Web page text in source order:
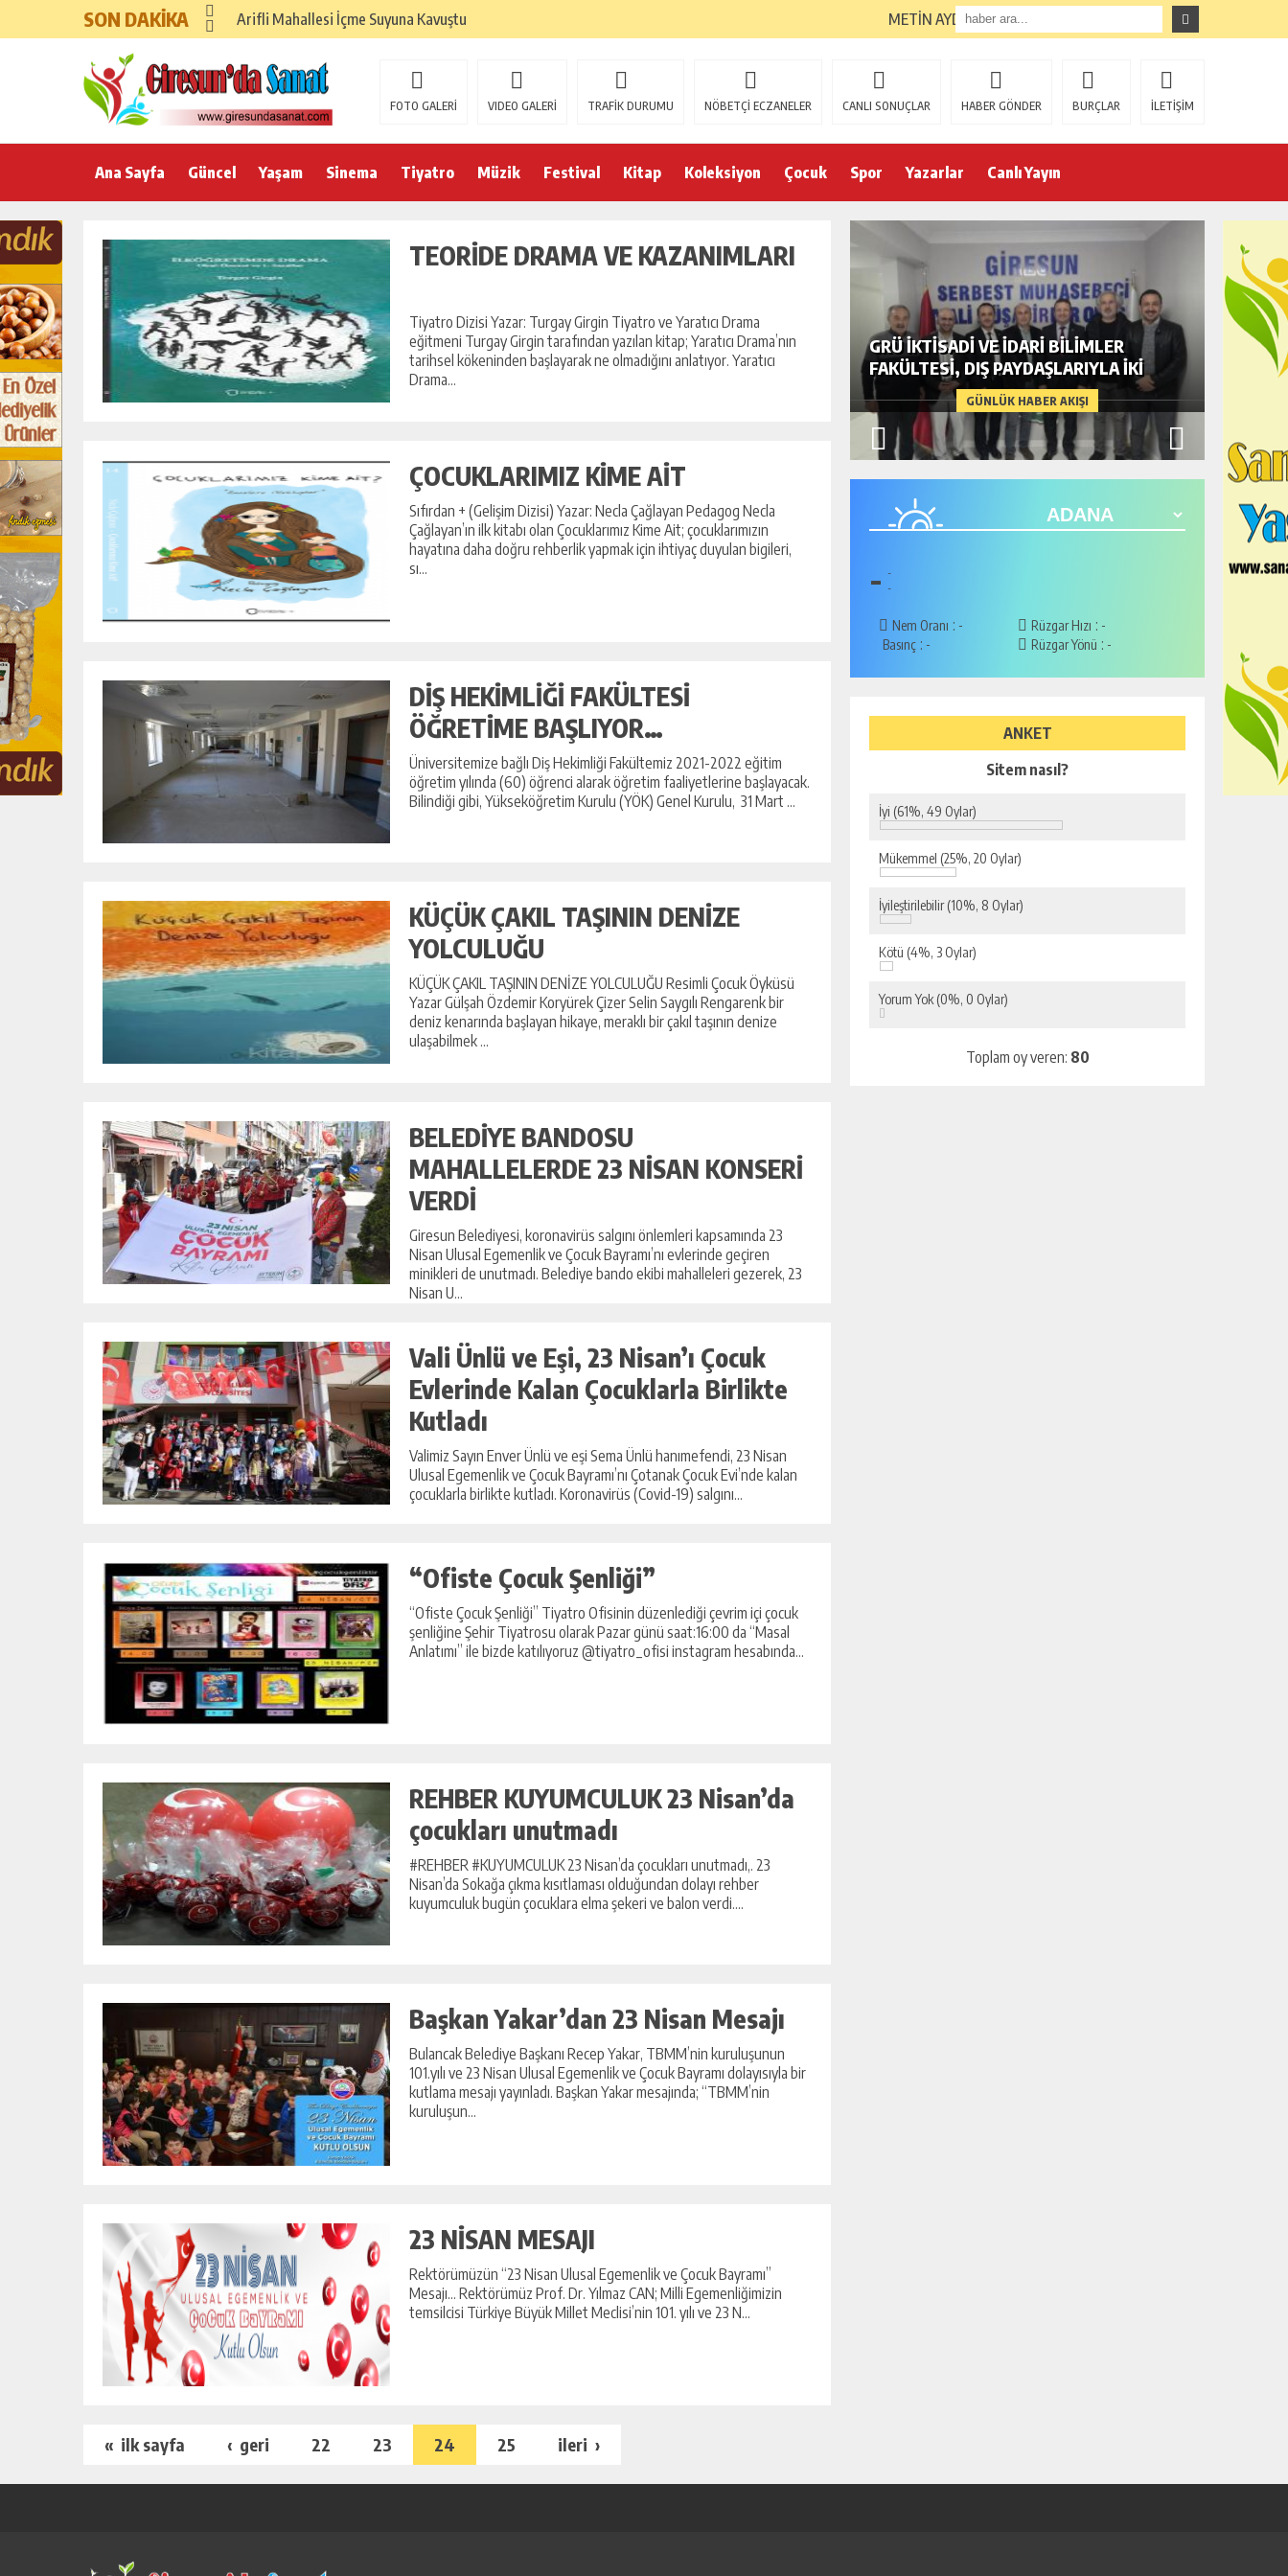
SON DAKİKA Arifli Mahallesi İçme Suyuna Kavuştu METİN AYDIN GÖREVE GETİRİLDİ
FOTO GALERİ VIDEO GALERİ TRAFİK DURUMU NÖBETÇİ ECZANELER CANLI SONUÇLAR HABER GÖNDER BURÇLAR İLETİŞİM
Ana Sayfa Güncel Yaşam Sinema Tiyatro Müzik Festival Kitap Koleksiyon Çocuk Spor Yazarlar Canlı Yayın
TEORİDE DRAMA VE KAZANIMLARI
Tiyatro Dizisi Yazar: Turgay Girgin Tiyatro ve Yaratıcı Drama
eğitmeni Turgay Girgin tarafından yazılan kitap; Yaratıcı Drama’nın
tarihsel kökeninden başlayarak ne olmadığını anlatıyor. Yaratıcı
Drama...
ÇOCUKLARIMIZ KİME AİT
Sıfırdan + (Gelişim Dizisi) Yazar: Necla Çağlayan Pedagog Necla
Çağlayan’ın ilk kitabı olan Çocuklarımız Kime Ait; çocuklarımızın
hayatına daha doğru rehberlik yapmak için ihtiyaç duyulan bigileri,
sı...
DİŞ HEKİMLİĞİ FAKÜLTESİ
ÖĞRETİME BAŞLIYOR…
Üniversitemize bağlı Diş Hekimliği Fakültemiz 2021-2022 eğitim
öğretim yılında (60) öğrenci alarak öğretim faaliyetlerine başlayacak.
Bilindiği gibi, Yükseköğretim Kurulu (YÖK) Genel Kurulu, 31 Mart ...
KÜÇÜK ÇAKIL TAŞININ DENİZE
YOLCULUĞU
KÜÇÜK ÇAKIL TAŞININ DENİZE YOLCULUĞU Resimli Çocuk Öyküsü
Yazar Gülşah Özdemir Koryürek Çizer Selin Saygılı Rengarenk bir
deniz kenarında başlayan hikaye, meraklı bir çakıl taşının denize
ulaşabilmek ...
BELEDİYE BANDOSU
MAHALLELERDE 23 NİSAN KONSERİ
VERDİ
Giresun Belediyesi, koronavirüs salgını önlemleri kapsamında 23
Nisan Ulusal Egemenlik ve Çocuk Bayramı’nı evlerinde geçiren
minikleri de unutmadı. Belediye bando ekibi mahalleleri gezerek, 23
Nisan U...
Vali Ünlü ve Eşi, 23 Nisan’ı Çocuk
Evlerinde Kalan Çocuklarla Birlikte
Kutladı
Valimiz Sayın Enver Ünlü ve eşi Sema Ünlü hanımefendi, 23 Nisan
Ulusal Egemenlik ve Çocuk Bayramı’nı Çotanak Çocuk Evi’nde kalan
çocuklarla birlikte kutladı. Koronavirüs (Covid-19) salgını...
“Ofiste Çocuk Şenliği”
“Ofiste Çocuk Şenliği” Tiyatro Ofisinin düzenlediği çevrim içi çocuk
şenliğine Şehir Tiyatrosu olarak Pazar günü saat:16:00 da “Masal
Anlatımı” ile bizde katılıyoruz @tiyatro_ofisi instagram hesabında...
REHBER KUYUMCULUK 23 Nisan’da
çocukları unutmadı
#REHBER #KUYUMCULUK 23 Nisan’da çocukları unutmadı,. 23
Nisan’da Sokağa çıkma kısıtlaması olduğundan dolayı rehber
kuyumculuk bugün çocuklara elma şekeri ve balon verdi....
Başkan Yakar’dan 23 Nisan Mesajı
Bulancak Belediye Başkanı Recep Yakar, TBMM’nin kuruluşunun
101.yılı ve 23 Nisan Ulusal Egemenlik ve Çocuk Bayramı dolayısıyla bir
kutlama mesajı yayınladı. Başkan Yakar mesajında; “TBMM’nin
kuruluşun...
23 NİSAN MESAJI
Rektörümüzün “23 Nisan Ulusal Egemenlik ve Çocuk Bayramı”
Mesajı… Rektörümüz Prof. Dr. Yılmaz CAN; Milli Egemenliğimizin
temsilcisi Türkiye Büyük Millet Meclisi’nin 101. yılı ve 23 N...
« ilk sayfa ‹ geri 22 23 24 25 ileri ›
GÜNLÜK HABER AKIŞI
GRÜ İKTISADI VE İDARI BILIMLER
FAKÜLTESI, DIŞ PAYDAŞLARIYLA İKI
PROTOKOL İMZALADI
- -
-
Nem Oranı : -
Basınç : -
Rüzgar Hızı : -
Rüzgar Yönü : -
ANKET
Sitem nasıl?
İyi (61%, 49 Oylar)
Mükemmel (25%, 20 Oylar)
İyileştirilebilir(10%, 8 Oylar)
Kötü (4%, 3 Oylar)
Yorum Yok (0%, 0 Oylar)
Toplam oy veren: 80